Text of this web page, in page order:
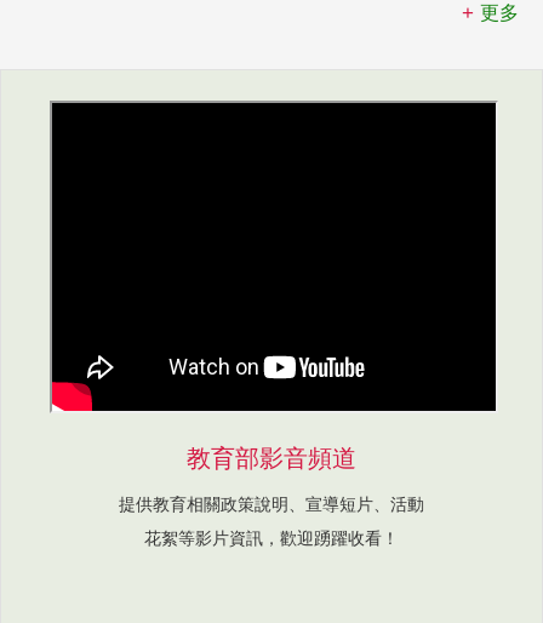
更多
教育部影音頻道
提供教育相關政策說明、宣導短片、活動
花絮等影片資訊，歡迎踴躍收看！